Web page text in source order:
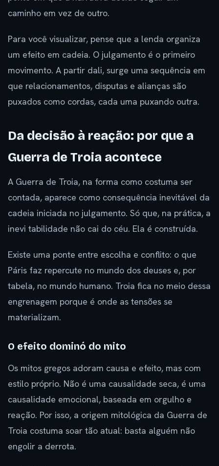
caminho em vez de outro.
Para você visualizar, pense que a lenda organiza
um efeito em cadeia. O julgamento é o primeiro
movimento. A partir dali, surge uma sequência em
que relacionamentos, disputas e alianças são
puxados como cordas, cada uma puxando outra.
Da decisão à reação: por que a
Guerra de Troia acontece
A Guerra de Troia, na forma como costuma ser
contada, aparece como consequência inevitável da
cadeia iniciada no julgamento. Só que, na prática, a
inevi tabilidade não cai do céu. Ela é construída.
Existe uma ponte entre escolha e conflito: o que
Páris faz repercute no mundo dos deuses e, por
tabela, no mundo humano. Troia fica no meio dessa
engrenagem porque é onde as tensões se
materializam.
O efeito dominó do mito
Os mitos gregos adoram causa e efeito, mas com
estilo próprio. Não é uma causalidade seca, é uma
causalidade emocional, baseada em orgulho e
reação. Por isso, a origem mitológica da Guerra de
Troia costuma soar tão atual: basta alguém não
engolir a derrota.